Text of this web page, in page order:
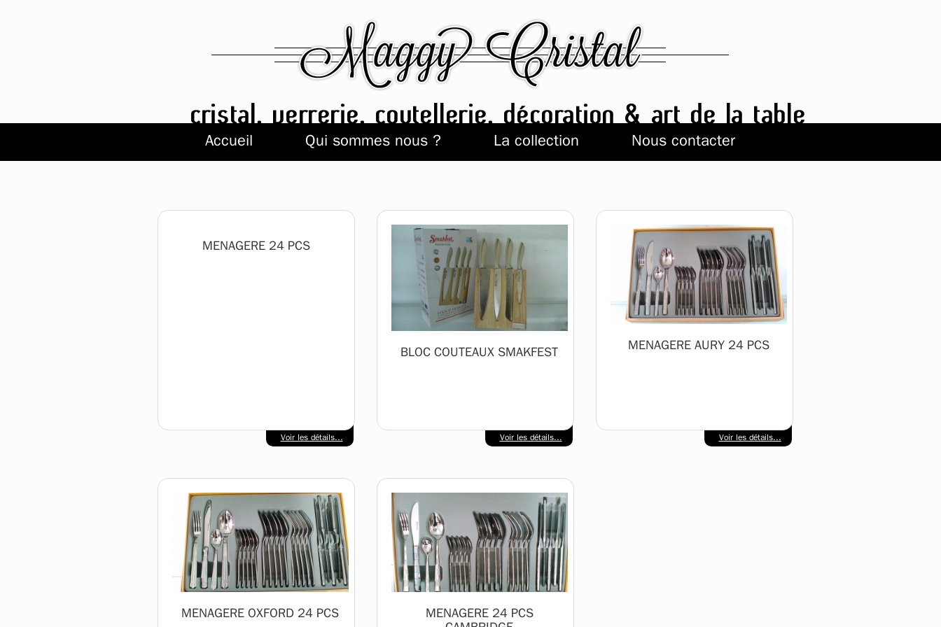
Accueil Qui sommes nous ? La collection Nous contacter
MENAGERE 24 PCS
Voir les détails...
BLOC COUTEAUX SMAKFEST
Voir les détails...
MENAGERE AURY 24 PCS
Voir les détails...
MENAGERE OXFORD 24 PCS
MENAGERE 24 PCS